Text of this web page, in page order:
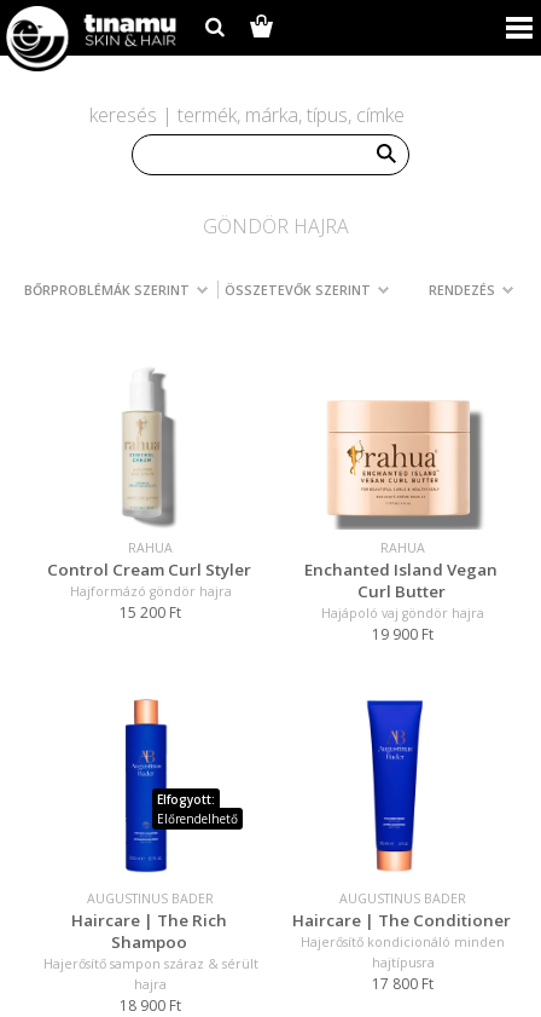
keresés | termék, márka, típus, címke
BŐRPROBLÉMÁK SZERINT ÖSSZETEVŐK SZERINT
GÖNDÖR HAJRA
RENDEZÉS
RAHUA
Control Cream Curl Styler
Hajformázó göndör hajra
15 200 Ft
RAHUA
Enchanted Island Vegan
Curl Butter
Hajápoló vaj göndör hajra
19 900 Ft
Elfogyott:
Előrendelhető
AUGUSTINUS BADER
Haircare | The Rich
Shampoo
Hajerősítő sampon száraz & sérült
hajra
18 900 Ft
AUGUSTINUS BADER
Haircare | The Conditioner
Hajerősítő kondicionáló minden
hajtípusra
17 800 Ft